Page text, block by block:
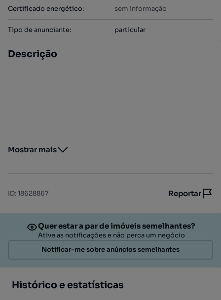
Certificado energético: sem informação
Tipo de anunciante: particular
Descrição
Mostrar mais
ID:18628867 Reportar
Quer estar a par de imóveis semelhantes?
Ative as notificações e não perca um negócio
Notificar-me sobre anúncios semelhantes
Histórico e estatísticas